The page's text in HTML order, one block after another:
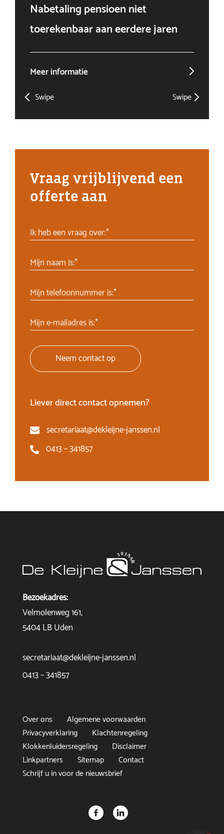
Nabetaling pensioen niet
toerekenbaar aan eerdere jaren
Meer informatie
Swipe Swipe
Vraag vrijblijvend een
offerte aan
Ik heb een vraag over:*
Mijn naam is:*
Mijn telefoonnummer is:*
Mijn e-mailadres is:*
Neem contact op
Liever direct contact opnemen?
secretariaat@dekleijne-janssen.nl
0413 – 341857
Bezoekadres:
Velmolenweg 161,
5404 LB Uden
secretariaat@dekleijne-janssen.nl
0413 – 341857
Over ons
Algemene voorwaarden
Privacyverklaring
Klachtenregeling
Klokkenluidersregeling
Disclaimer
Linkpartners
Sitemap
Contact
Schrijf u in voor de nieuwsbrief